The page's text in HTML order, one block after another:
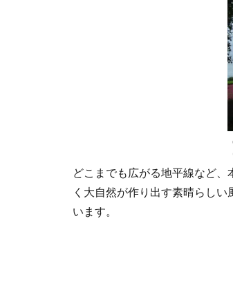
どこまでも広がる地平線など
く大自然が作り出す素晴らし
います。